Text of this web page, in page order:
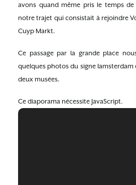
avons quand même pris le temps
notre trajet qui consistait à rejoindre
Cuyp Markt.
Ce passage par la grande place
quelques photos du signe Iamsterdam
deux musées.
Ce diaporama nécessite JavaScript.